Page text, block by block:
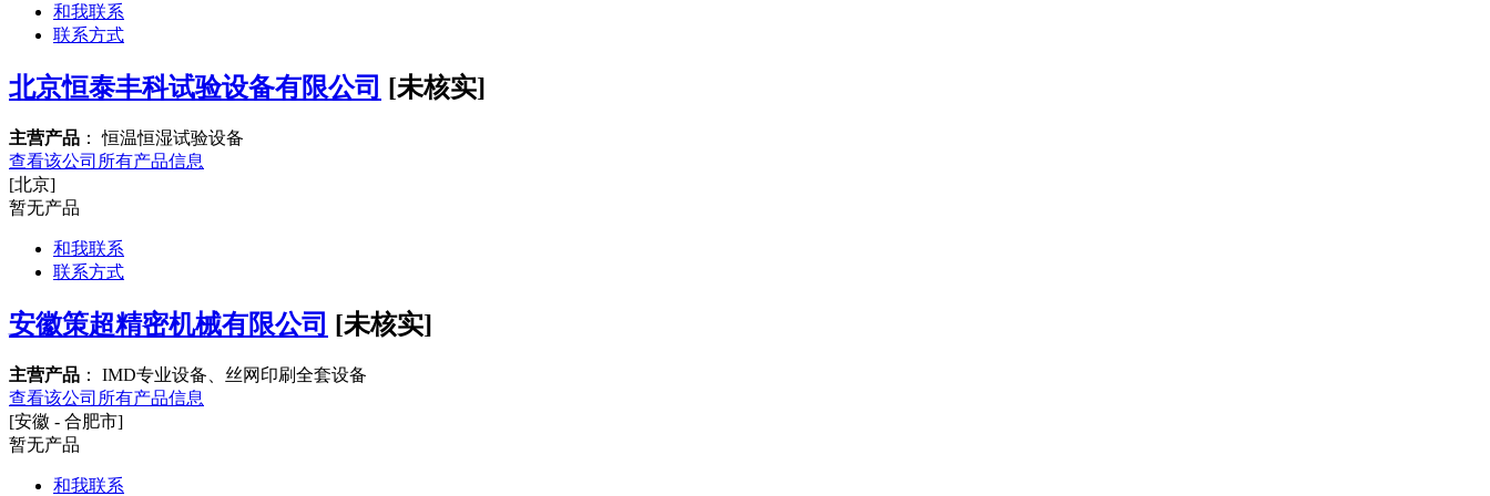
和我联系
联系方式
北京恒泰丰科试验设备有限公司 [未核实]
主营产品 ： 恒温恒湿试验设备
查看该公司所有产品信息
[北京]
暂无产品
和我联系
联系方式
安徽策超精密机械有限公司 [未核实]
主营产品 ： IMD专业设备、丝网印刷全套设备
查看该公司所有产品信息
[安徽 - 合肥市]
暂无产品
和我联系